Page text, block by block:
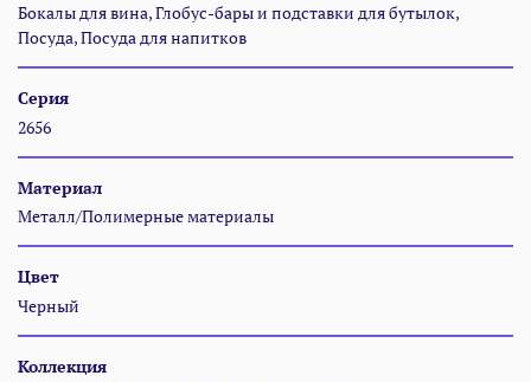
Бокалы для вина, Глобус-бары и подставки для бутылок,
Посуда, Посуда для напитков
Серия
2656
Материал
Металл/Полимерные материалы
Цвет
Черный
Коллекция